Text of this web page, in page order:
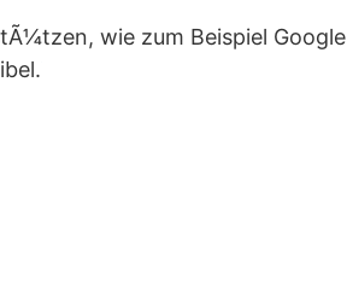
wie zum Beispiel Google